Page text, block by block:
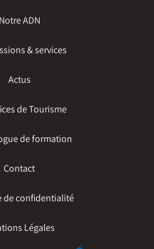
Notre ADN
& services
Actus
de Tourisme
de formation
Contact
de confidentialité
Légales